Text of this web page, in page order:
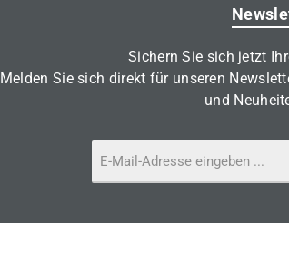
Sichern Sie sich jetzt
Melden Sie sich direkt für unseren
und